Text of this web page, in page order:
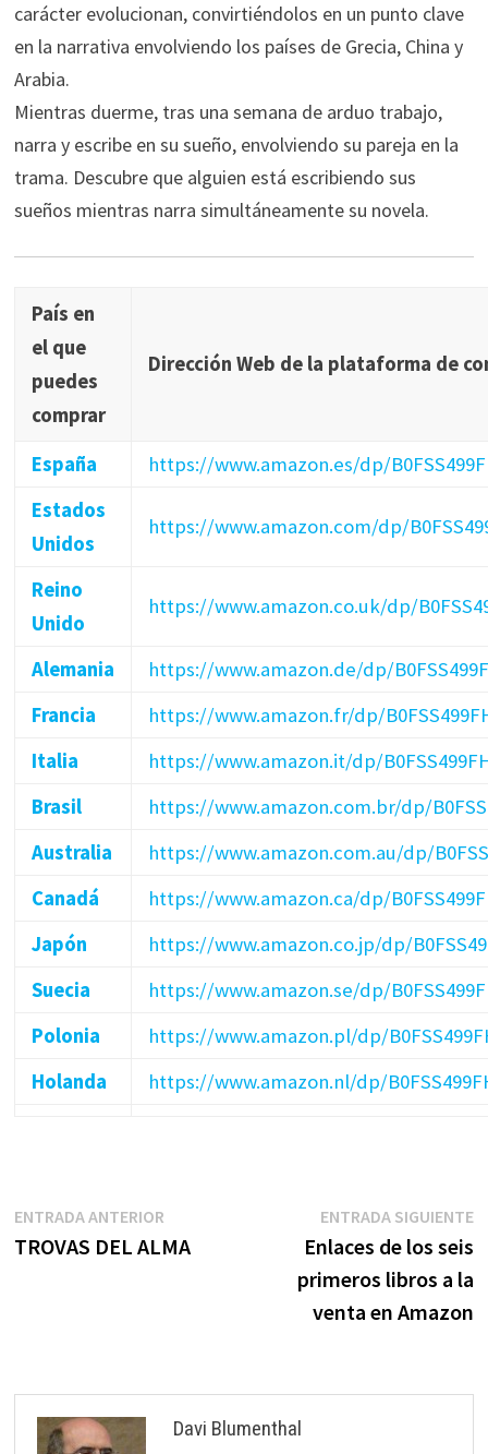
carácter evolucionan, convirtiéndolos en un punto clave
en la narrativa envolviendo los países de Grecia, China y
Arabia.
Mientras duerme, tras una semana de arduo trabajo,
narra y escribe en su sueño, envolviendo su pareja en la
trama. Descubre que alguien está escribiendo sus
sueños mientras narra simultáneamente su novela.
País en
el que
puedes
comprar
Dirección Web de la plataforma de
España
https://www.amazon.es/dp/
Estados
Unidos
https://www.amazon.com/dp/
Reino
Unido
https://www.amazon.co.uk/dp/
Alemania
https://www.amazon.de/dp/
Francia
https://www.amazon.fr/dp/
Italia
https://www.amazon.it/dp/
Brasil
https://www.amazon.com.br/dp/
Australia
https://www.amazon.com.au/dp/
Canadá
https://www.amazon.ca/dp/
Japón
https://www.amazon.co.jp/dp/
Suecia
https://www.amazon.se/dp/
Polonia
https://www.amazon.pl/dp/
Holanda
https://www.amazon.nl/dp/
Navegación
de
ENTRADA ANTERIOREntrada
anterior:
TROVAS DEL ALMA
ENTRADA SIGUIENTE
Enlaces de los seis
primeros libros a la
venta en Amazon
Davi Blumenthal